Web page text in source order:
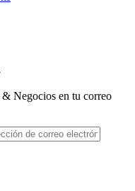
Negocios en tu correo